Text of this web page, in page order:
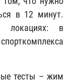
в 12 минут.
в
тесты – жим